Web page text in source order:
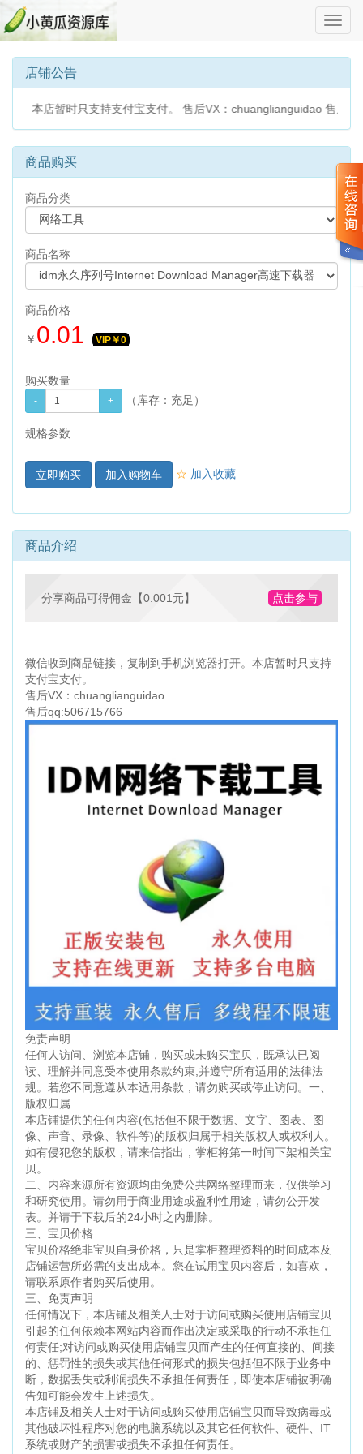
切
换
导
店铺公告
。本店暂时只支持支付宝支付。 售后VX：chuanglianguidao 售后
商品购买
商品分类
商品名称
商品价格
￥ 0.01 VIP￥0
购买数量
（库存： 充足 ）
规格参数
加入购物车 ☆ 加入收藏
商品介绍
分享商品可得佣金【0.001元】 点击参与
微信收到商品链接，复制到手机浏览器打开。本店暂时只支持
支付宝支付。
售后VX：chuanglianguidao
售后qq:506715766
免责声明
任何人访问、浏览本店铺，购买或未购买宝贝，既承认已阅
读、理解并同意受本使用条款约束,并遵守所有适用的法律法
规。若您不同意遵从本适用条款，请勿购买或停止访问。一、
版权归属
本店铺提供的任何内容(包括但不限于数据、文字、图表、图
像、声音、录像、软件等)的版权归属于相关版权人或权利人。
如有侵犯您的版权，请来信指出，掌柜将第一时间下架相关宝
贝。
二、内容来源所有资源均由免费公共网络整理而来，仅供学习
和研究使用。请勿用于商业用途或盈利性用途，请勿公开发
表。并请于下载后的24小时之内删除。
三、宝贝价格
宝贝价格绝非宝贝自身价格，只是掌柜整理资料的时间成本及
店铺运营所必需的支出成本。您在试用宝贝内容后，如喜欢，
请联系原作者购买后使用。
三、免责声明
任何情况下，本店铺及相关人士对于访问或购买使用店铺宝贝
引起的任何依赖本网站内容而作出决定或采取的行动不承担任
何责任;对访问或购买使用店铺宝贝而产生的任何直接的、间接
的、惩罚性的损失或其他任何形式的损失包括但不限于业务中
断，数据丢失或利润损失不承担任何责任，即使本店铺被明确
告知可能会发生上述损失。
本店铺及相关人士对于访问或购买使用店铺宝贝而导致病毒或
其他破坏性程序对您的电脑系统以及其它任何软件、硬件、IT
系统或财产的损害或损失不承担任何责任。